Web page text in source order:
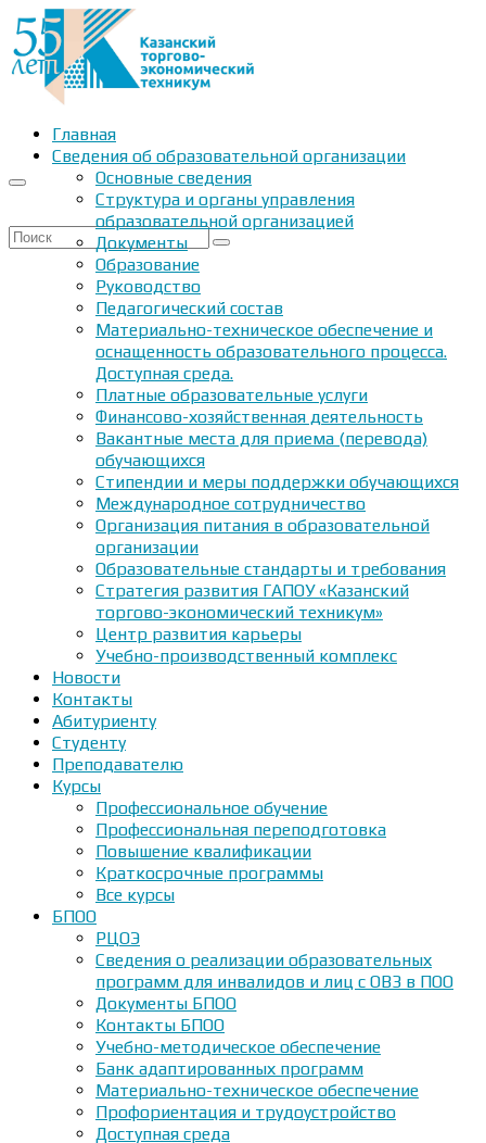
Искать:
Главная
Сведения об образовательной организации
Основные сведения
Структура и органы управления
образовательной организацией
Документы
Образование
Руководство
Педагогический состав
Материально-техническое обеспечение и
оснащенность образовательного процесса.
Доступная среда.
Платные образовательные услуги
Финансово-хозяйственная деятельность
Вакантные места для приема (перевода)
обучающихся
Стипендии и меры поддержки обучающихся
Международное сотрудничество
Организация питания в образовательной
организации
Образовательные стандарты и требования
Стратегия развития ГАПОУ «Казанский
торгово-экономический техникум»
Центр развития карьеры
Учебно-производственный комплекс
Новости
Контакты
Абитуриенту
Студенту
Преподавателю
Курсы
Профессиональное обучение
Профессиональная переподготовка
Повышение квалификации
Краткосрочные программы
Все курсы
БПОО
РЦОЭ
Сведения о реализации образовательных
программ для инвалидов и лиц с ОВЗ в ПОО
Документы БПОО
Контакты БПОО
Учебно-методическое обеспечение
Банк адаптированных программ
Материально-техническое обеспечение
Профориентация и трудоустройство
Доступная среда